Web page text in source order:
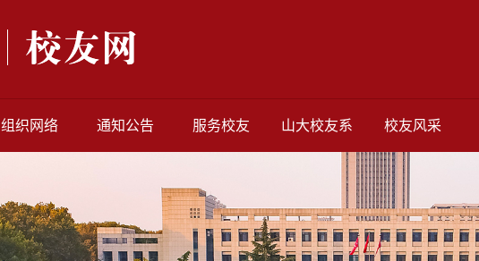
组织网络 通知公告 服务校友 山大校友系 校友风采